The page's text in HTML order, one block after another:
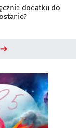
dodatku do